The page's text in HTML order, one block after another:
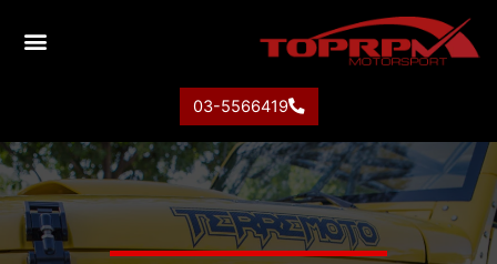
03-5566419